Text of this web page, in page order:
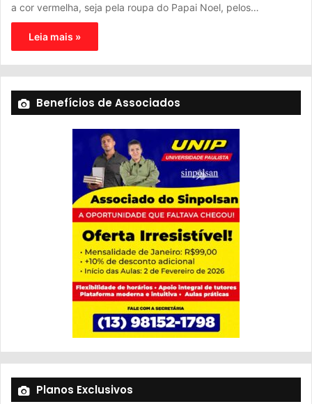
a cor vermelha, seja pela roupa do Papai Noel, pelos…
Leia mais »
Benefícios de Associados
Planos Exclusivos